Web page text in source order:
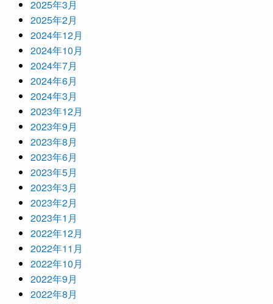
2025年3月
2025年2月
2024年12月
2024年10月
2024年7月
2024年6月
2024年3月
2023年12月
2023年9月
2023年8月
2023年6月
2023年5月
2023年3月
2023年2月
2023年1月
2022年12月
2022年11月
2022年10月
2022年9月
2022年8月